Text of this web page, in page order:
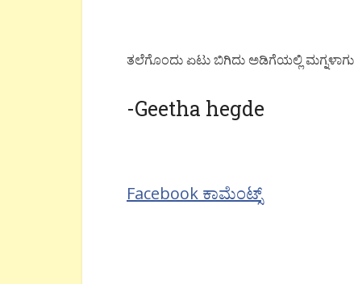
ತಲೆಗೊಂದು ಏಟು ಬಿಗಿದು ಅಡಿಗೆಯಲ್ಲಿ
-Geetha hegde
Facebook ಕಾಮೆಂಟ್ಸ್